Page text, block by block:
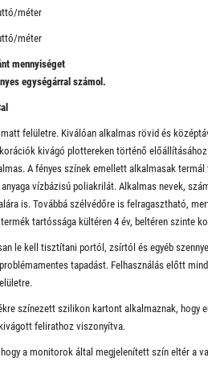
méter
méter
mennyiséget
egységárral számol.
matt felületre. Kiválóan alkalmas rövid és
kivágó plottereken történő
A fényes színek emellett alkalmasak
vízbázisú poliakrilát. Alkalmas nevek,
is. Továbbá szélvédőre is felragasztható,
tartóssága kültéren 4 év, beltéren szinte
le kell tisztítani portól, zsírtól és egyéb
tapadást. Felhasználás előtt
színezett szilikon kartont alkalmaznak, hogy
felirathoz viszonyítva.
hogy a monitorok által megjelenített szín eltér a